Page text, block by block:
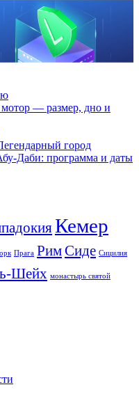
— размер, дно и
город
Даби: программа и даты
Кемер
Прага РимСиде Сицилия
Шейх монастырь святой